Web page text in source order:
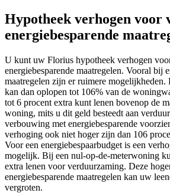
Hypotheek verhogen voor
energiebesparende
U kunt uw Florius hypotheek verhogen
energiebesparende maatregelen. Vooral bij
maatregelen zijn er ruimere
kan dan oplopen tot 106% van de
tot 6 procent extra kunt lenen bovenop de
woning, mits u dit geld besteedt aan
verbouwing met energiebesparende
verhoging ook niet hoger zijn dan 106
Voor een energiebespaarbudget is een
mogelijk. Bij een nul-op-de-meterwoning
extra lenen voor verduurzaming. Deze
energiebesparende maatregelen kan uw
vergroten.